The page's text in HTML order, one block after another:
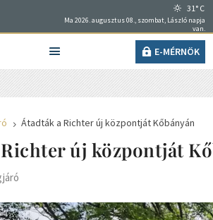
31° C
Ma 2026. augusztus 08., szombat, László napja
van.
E-MÉRNÖK
5 Átadták a Richter új központját Kőbányán
új központját